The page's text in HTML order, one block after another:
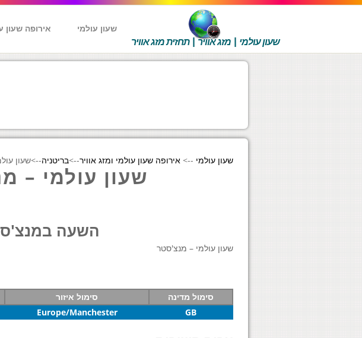
שעון עולמי | מזג אוויר | תחזית מזג אוויר
שעון עולמי אירופה שעון
שעון עולמי --> אירופה שעון עולמי ומזג אוויר-->בריטניה-->שעון
שעון עולמי –
השעה
שעון עולמי – מנצ'סטר
סימול מדינה סימול איזור
GB
Europe/Manchester